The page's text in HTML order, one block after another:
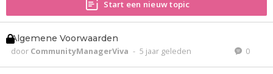
Start een nieuw topic
Algemene Voorwaarden
door CommunityManagerViva - 5 jaar geleden 0